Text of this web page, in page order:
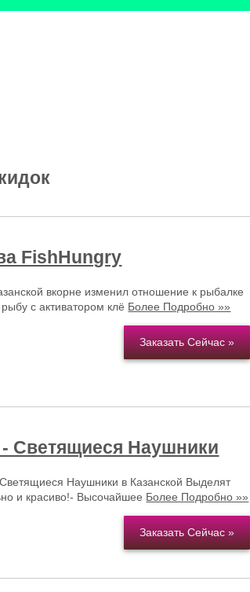
FishHungry
вкорне изменил отношение к рыбалке
с активатором клё Более Подробно »»
Заказать Сейчас »
Светящиеся Наушники
Наушники в Казанской Выделят
и красиво!- Высочайшее Более Подробно »»
Заказать Сейчас »